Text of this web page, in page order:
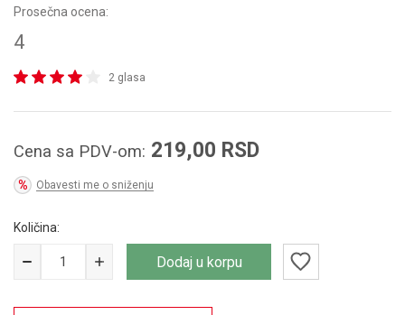
Prosečna ocena:
4
2 glasa
Cena sa PDV-om: 219,00 RSD
Obavesti me o sniženju
Količina:
Dodaj u korpu